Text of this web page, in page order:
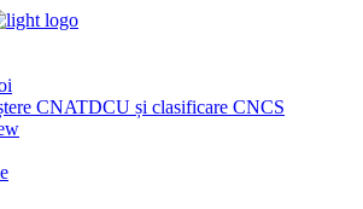
CNATDCU și clasificare CNCS